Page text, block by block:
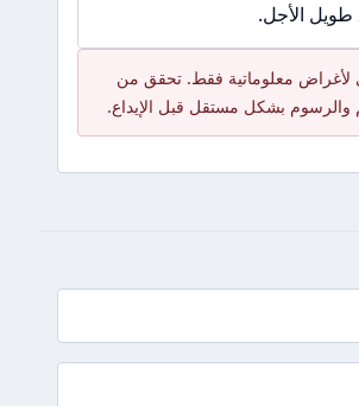
الأجل.
لأغراض معلوماتية فقط. تحقق من
والرسوم بشكل مستقل قبل الإيداع.